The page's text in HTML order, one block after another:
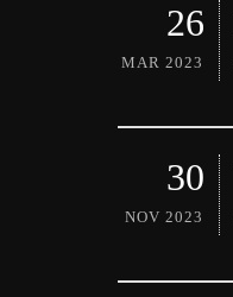
26
MAR 2023
30
NOV 2023